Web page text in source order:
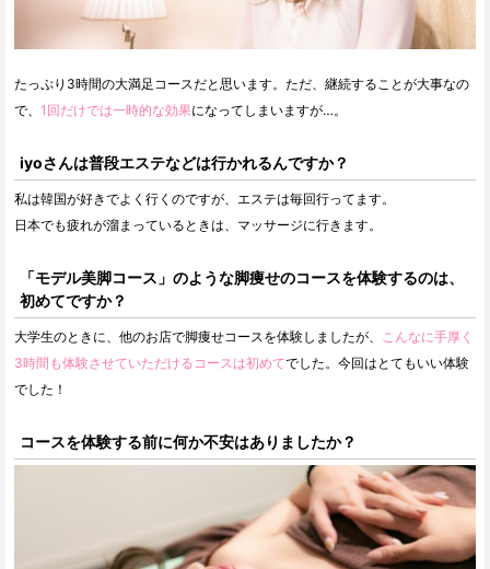
たっぷり3時間の大満足コースだと思います。ただ、継続することが大事なの
で、 1回だけでは一時的な効果になってしまいますが…。
iyoさんは普段エステなどは行かれるんですか？
私は韓国が好きでよく行くのですが、エステは毎回行ってます。
日本でも疲れが溜まっているときは、マッサージに行きます。
「モデル美脚コース」のような脚痩せのコースを体験するのは、
初めてですか？
大学生のときに、他のお店で脚痩せコースを体験しましたが、
こんなに手厚く
3時間も体験させていただけるコースは初めてでした。今回はとてもいい体験
でした！
コースを体験する前に何か不安はありましたか？